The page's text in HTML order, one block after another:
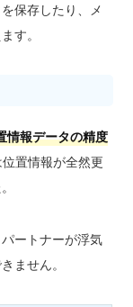
保存したり、メ
す。
情報データの精度
置情報が全然更
ートナーが浮気
ません。